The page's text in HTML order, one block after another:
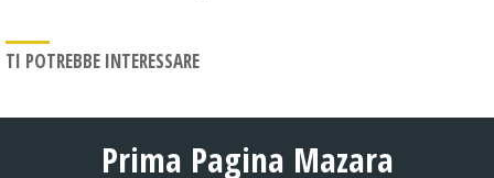
TI POTREBBE INTERESSARE
Prima Pagina Mazara